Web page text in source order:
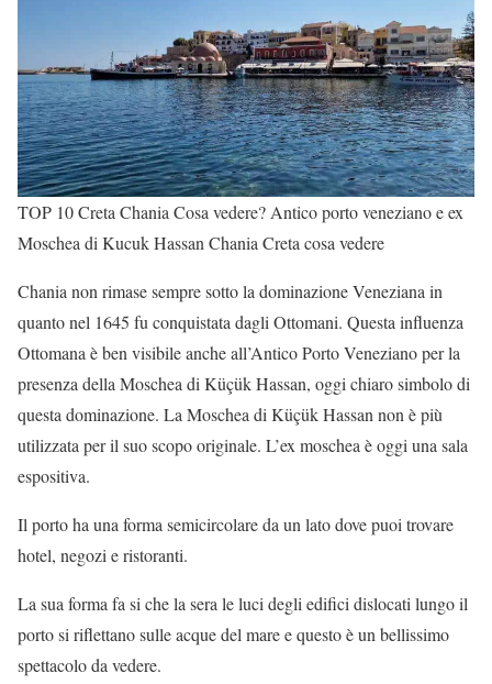
TOP 10 Creta Chania Cosa vedere? Antico porto veneziano e ex
Moschea di Kucuk Hassan Chania Creta cosa vedere
Chania non rimase sempre sotto la dominazione Veneziana in
quanto nel 1645 fu conquistata dagli Ottomani. Questa influenza
Ottomana è ben visibile anche all’Antico Porto Veneziano per la
presenza della Moschea di Küçük Hassan, oggi chiaro simbolo di
questa dominazione. La Moschea di Küçük Hassan non è più
utilizzata per il suo scopo originale. L’ex moschea è oggi una sala
espositiva.
Il porto ha una forma semicircolare da un lato dove puoi trovare
hotel, negozi e ristoranti.
La sua forma fa si che la sera le luci degli edifici dislocati lungo il
porto si riflettano sulle acque del mare e questo è un bellissimo
spettacolo da vedere.